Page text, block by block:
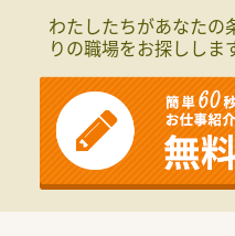
く、まずは「働く時間数
徴的です！
・設立以来、37年連続増
<働き方について>
ライフスタイルに合わ
選択が可能です！
就業時間も薬局の営業時
ンスを保つことが可能で
キャリアパスが明確で早
チャンスがあり｢1～2年
わたしたちがあなたの
りの職場をお探ししま